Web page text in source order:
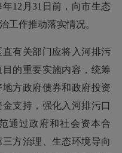
12月31日前，向市生态
工作推动落实情况。
有关部门应将入河排污
的重要实施内容，统筹
地方政府债券和政府投资
支持，强化入河排污口
通过政府和社会资本合
方治理、生态环境导向